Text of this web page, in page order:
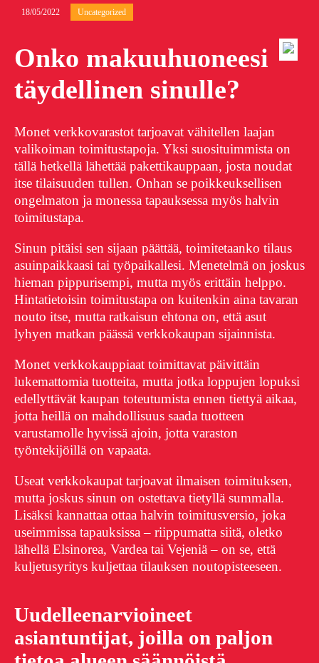
18/05/2022 Uncategorized
Onko makuuhuoneesi
täydellinen sinulle?
Monet verkkovarastot tarjoavat vähitellen laajan
valikoiman toimitustapoja. Yksi suosituimmista on
tällä hetkellä lähettää pakettikauppaan, josta noudat
itse tilaisuuden tullen. Onhan se poikkeuksellisen
ongelmaton ja monessa tapauksessa myös halvin
toimitustapa.
Sinun pitäisi sen sijaan päättää, toimitetaanko tilaus
asuinpaikkaasi tai työpaikallesi. Menetelmä on joskus
hieman pippurisempi, mutta myös erittäin helppo.
Hintatietoisin toimitustapa on kuitenkin aina tavaran
nouto itse, mutta ratkaisun ehtona on, että asut
lyhyen matkan päässä verkkokaupan sijainnista.
Monet verkkokauppiaat toimittavat päivittäin
lukemattomia tuotteita, mutta jotka loppujen lopuksi
edellyttävät kaupan toteutumista ennen tiettyä aikaa,
jotta heillä on mahdollisuus saada tuotteen
varustamolle hyvissä ajoin, jotta varaston
työntekijöillä on vapaata.
Useat verkkokaupat tarjoavat ilmaisen toimituksen,
mutta joskus sinun on ostettava tietyllä summalla.
Lisäksi kannattaa ottaa halvin toimitusversio, joka
useimmissa tapauksissa – riippumatta siitä, oletko
lähellä Elsinorea, Vardea tai Vejeniä – on se, että
kuljetusyritys kuljettaa tilauksen noutopisteeseen.
Uudelleenarvioineet
asiantuntijat, joilla on paljon